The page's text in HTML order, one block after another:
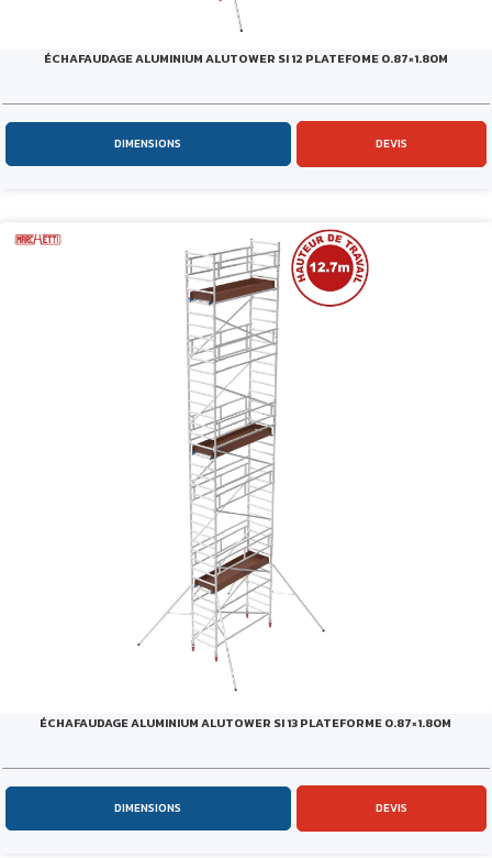
ÉCHAFAUDAGE ALUMINIUM ALUTOWER SI 12 PLATEFOME 0.87×1.80M
DIMENSIONS DEVIS
ÉCHAFAUDAGE ALUMINIUM ALUTOWER SI 13 PLATEFORME 0.87×1.80M
DIMENSIONS DEVIS